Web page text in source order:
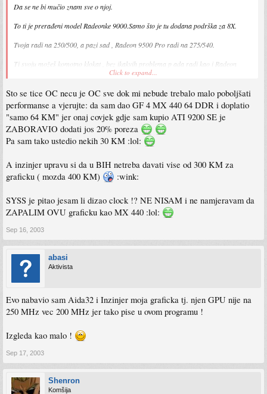
Da se ne bi mučio znam sve o njoj.
To ti je prerađeni model Radeonke 9000.Samo što je tu dodana podrška za 8X.
Tvoja radi na 250/500, a pazi sad , Radeon 9500 Pro radi na 275/540.
Ti svoju možeš komotno klokat , bez ikakvih problema p ada radi kao i Radeon
9500.Mislim nećeš ti dobiti 9500 jer ona je mnogo bolja ali ćeš dobiti u
Dobra je ta grafička.Vjeruj.Možeš dostojno stajati sad.Gledajući realno i
racionalno na naš standard.Ipak ovo je Bosna i nekakvo normalno stajališe je da ne
treba davati za grafiku u vrh glave 300 KM.
200 je pristojno.
Click to expand...
Sto se tice OC necu je OC sve dok mi nebude trebalo malo poboljšati
performanse a vjerujte: da sam dao GF 4 MX 440 64 DDR i doplatio
"samo 64 KM" jer onaj covjek gdje sam kupio ATI 9200 SE je
ZABORAVIO dodati jos 20% poreza
Pa sam tako ustedio nekih 30 KM :lol:
A inzinjer upravu si da u BIH netreba davati vise od 300 KM za
graficku ( mozda 400 KM)
:wink:
SYSS je pitao jesam li dizao clock !? NE NISAM i ne namjeravam da
ZAPALIM OVU graficku kao MX 440 :lol:
Sep 16, 2003
abasi
Aktivista
Evo nabavio sam Aida32 i Inzinjer moja graficka tj. njen GPU nije na
250 MHz vec 200 MHz jer tako pise u ovom programu !
Izgleda kao malo !
Sep 17, 2003
Shenron
Komšija